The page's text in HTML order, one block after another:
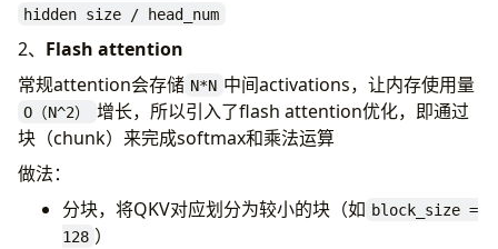
hidden size / head_num
2、 Flash attention
常规attention会存储 N*N 中间activations，让内存使用量
O（N^2）
增长，所以引入了flash attention优化，即通过
块（chunk）来完成softmax和乘法运算
做法：
分块，将QKV对应划分为较小的块（如 block_size =
128 ）